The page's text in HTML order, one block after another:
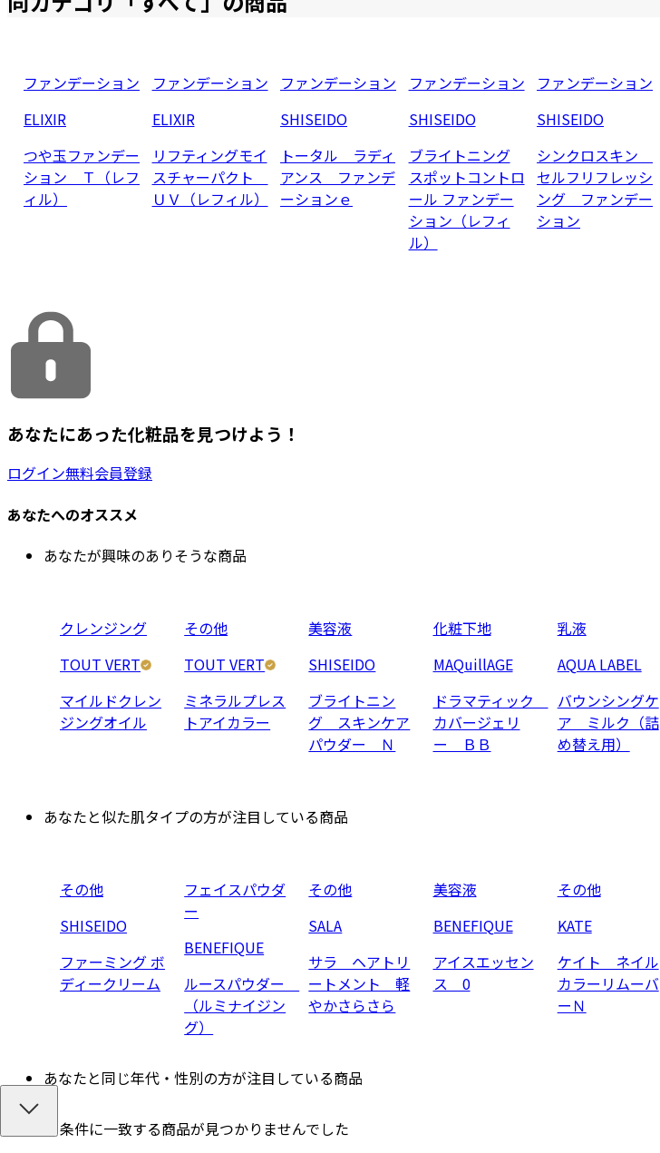
ファンデーション
ELIXIR
つや玉ファンデー
ション Ｔ（レフ
ィル）
ファンデーション
ELIXIR
リフティングモイ
スチャーパクト
ＵＶ（レフィル）
ファンデーション
SHISEIDO
トータル ラディ
アンス ファンデ
ーションｅ
ファンデーション
SHISEIDO
ブライトニング
スポットコントロ
ール ファンデー
ション（レフィ
ル）
ファンデーション
SHISEIDO
シンクロスキン
セルフリフレッシ
ング ファンデー
ション
あなたにあった化粧品を見つけよう！
ログイン無料会員登録
あなたへのオススメ
あなたが興味のありそうな商品
クレンジング
TOUT VERT
マイルドクレン
ジングオイル
その他
TOUT VERT
ミネラルプレス
トアイカラー
美容液
SHISEIDO
ブライトニン
グ スキンケア
パウダー Ｎ
化粧下地
MAQuillAGE
ドラマティック
カバージェリ
ー ＢＢ
乳液
AQUA LABEL
バウンシングケ
ア ミルク（詰
め替え用）
あなたと似た肌タイプの方が注目している商品
その他
SHISEIDO
ファーミング ボ
ディークリーム
フェイスパウダ
ー
BENEFIQUE
ルースパウダー
（ルミナイジン
グ）
その他
SALA
サラ ヘアトリ
ートメント 軽
やかさらさら
美容液
BENEFIQUE
アイスエッセン
ス 0
その他
KATE
ケイト ネイル
カラーリムーバ
ーＮ
あなたと同じ年代・性別の方が注目している商品
条件に一致する商品が見つかりませんでした